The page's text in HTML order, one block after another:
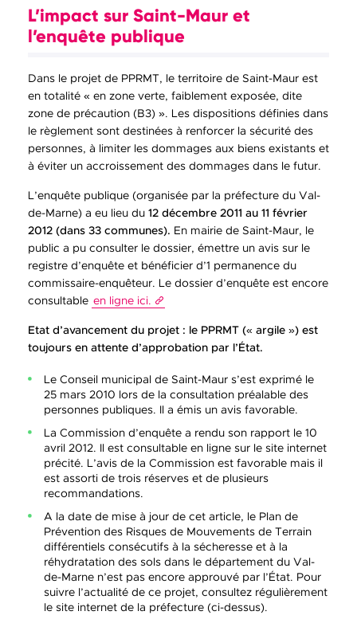
L’impact sur Saint-Maur et
l’enquête publique
Dans le projet de PPRMT, le territoire de Saint-Maur est
en totalité « en zone verte, faiblement exposée, dite
zone de précaution (B3) ». Les dispositions définies dans
le règlement sont destinées à renforcer la sécurité des
personnes, à limiter les dommages aux biens existants et
à éviter un accroissement des dommages dans le futur.
L’enquête publique (organisée par la préfecture du Val-
de-Marne) a eu lieu du 12 décembre 2011 au 11 février
2012 (dans 33 communes). En mairie de Saint-Maur, le
public a pu consulter le dossier, émettre un avis sur le
registre d’enquête et bénéficier d’1 permanence du
commissaire-enquêteur. Le dossier d’enquête est encore
consultable en ligne ici.
Etat d’avancement du projet : le PPRMT (« argile ») est
toujours en attente d’approbation par l’État.
Le Conseil municipal de Saint-Maur s’est exprimé le
25 mars 2010 lors de la consultation préalable des
personnes publiques. Il a émis un avis favorable.
La Commission d’enquête a rendu son rapport le 10
avril 2012. Il est consultable en ligne sur le site internet
précité. L’avis de la Commission est favorable mais il
est assorti de trois réserves et de plusieurs
recommandations.
A la date de mise à jour de cet article, le Plan de
Prévention des Risques de Mouvements de Terrain
différentiels consécutifs à la sécheresse et à la
réhydratation des sols dans le département du Val-
de-Marne n’est pas encore approuvé par l’État. Pour
suivre l’actualité de ce projet, consultez régulièrement
le site internet de la préfecture (ci-dessus).